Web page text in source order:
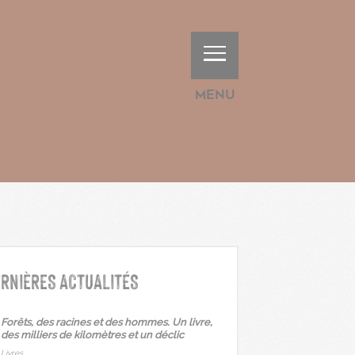
Menu
ACTUALITÉS
Forêts, des racines et des hommes. Un livre,
des milliers de kilomètres et un déclic
Livres